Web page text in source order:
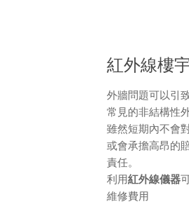
紅外線樓
外牆問題可以引
常見的非結構性
雖然短期內不會
或會承擔高昂的
責任。
利用紅外線儀器
維修費用